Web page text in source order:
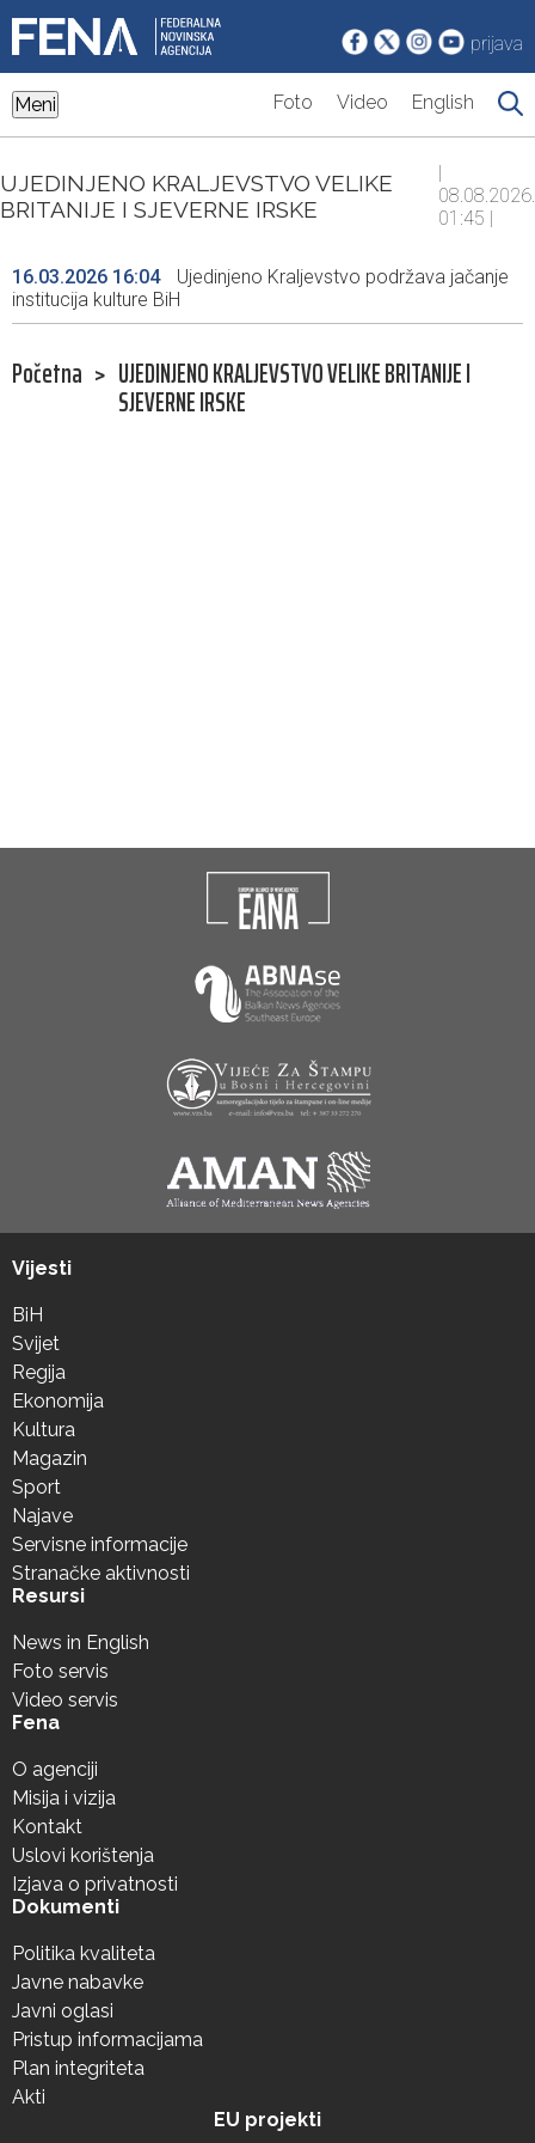
prijava
Meni Foto Video English
UJEDINJENO KRALJEVSTVO VELIKE
BRITANIJE I SJEVERNE IRSKE
|
08.08.2026.
01:45 |
16.03.2026 16:04
Ujedinjeno Kraljevstvo podržava jačanje
institucija kulture BiH
Početna > UJEDINJENO KRALJEVSTVO VELIKE BRITANIJE I
SJEVERNE IRSKE
Vijesti
BiH
Svijet
Regija
Ekonomija
Kultura
Magazin
Sport
Najave
Servisne informacije
Stranačke aktivnosti
Resursi
News in English
Foto servis
Video servis
Fena
O agenciji
Misija i vizija
Kontakt
Uslovi korištenja
Izjava o privatnosti
Dokumenti
Politika kvaliteta
Javne nabavke
Javni oglasi
Pristup informacijama
Plan integriteta
Akti
EU projekti